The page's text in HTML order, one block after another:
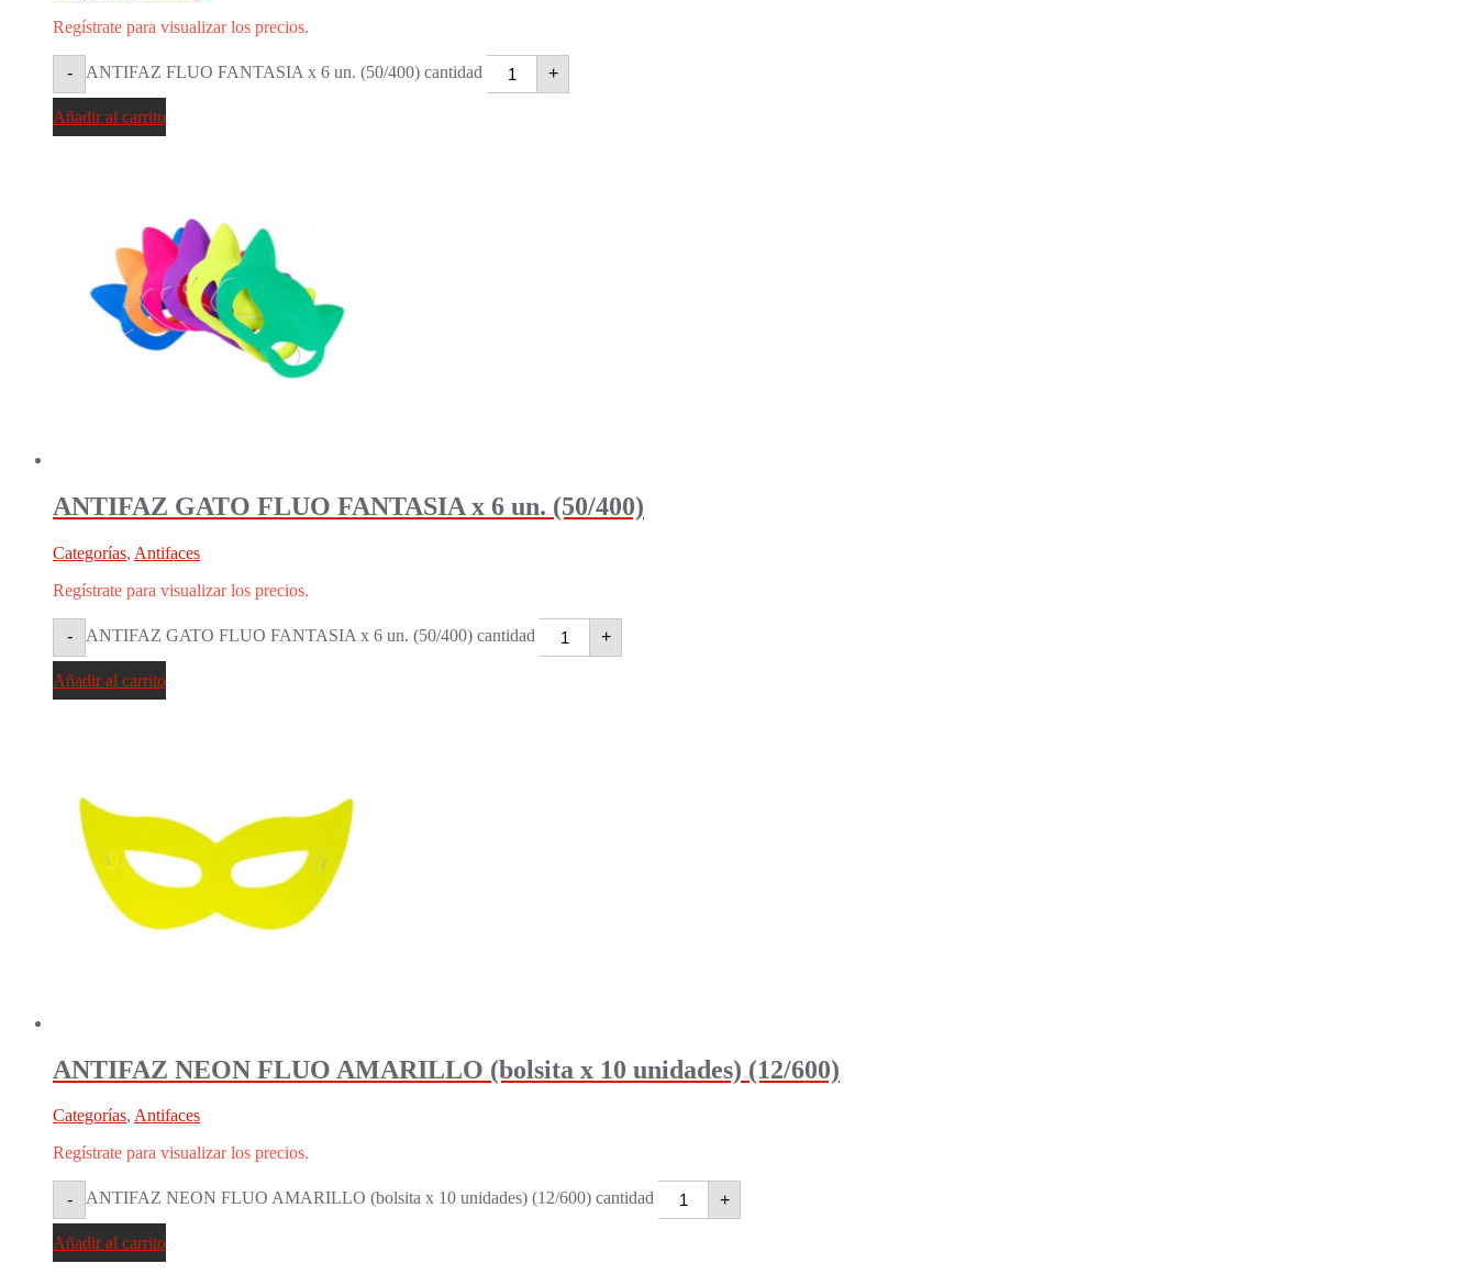
Regístrate para visualizar los precios.
- ANTIFAZ FLUO FANTASIA x 6 un. (50/400) cantidad +
Añadir al carrito
ANTIFAZ GATO FLUO FANTASIA x 6 un. (50/400)
Categorías, Antifaces
Regístrate para visualizar los precios.
- ANTIFAZ GATO FLUO FANTASIA x 6 un. (50/400) cantidad +
Añadir al carrito
ANTIFAZ NEON FLUO AMARILLO (bolsita x 10 unidades) (12/600)
Categorías, Antifaces
Regístrate para visualizar los precios.
- ANTIFAZ NEON FLUO AMARILLO (bolsita x 10 unidades) (12/600) cantidad +
Añadir al carrito